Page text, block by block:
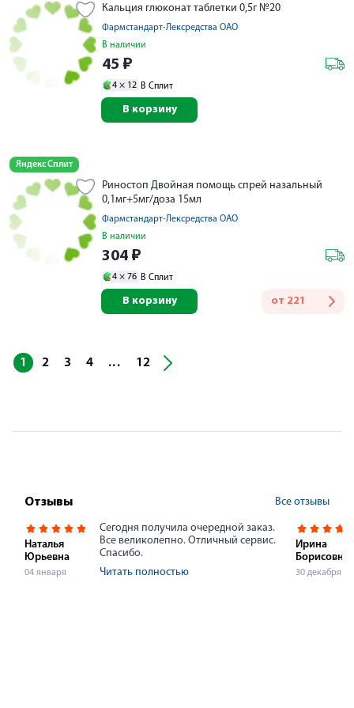
Кальция глюконат таблетки 0,5г №20
Фармстандарт-Лексредства ОАО
В наличии
45 ₽
4 × 12 В Сплит
В корзину
Яндекс Сплит
Риностоп Двойная помощь спрей назальный
0,1мг+5мг/доза 15мл
Фармстандарт-Лексредства ОАО
В наличии
304 ₽
4 × 76 В Сплит
от 221
В корзину
1 2 3 4 ... 12
Отзывы Все отзывы
Наталья
Юрьевна
04 января
Сегодня получила очередной заказ.
Все великолепно. Отличный сервис.
Спасибо.
Читать полностью
Ирина
Борисовна
30 декабря